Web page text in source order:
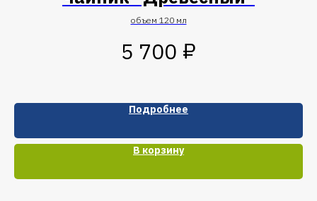
объем 120 мл
5 700 ₽
Подробнее
В корзину